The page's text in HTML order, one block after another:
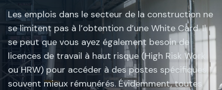
Les emplois dans le secteur de la construction ne
se limitent pas à l’obtention d’une White Card. Il
se peut que vous ayez également besoin de
licences de travail à haut risque (High Risk Work
ou HRW) pour accéder à des postes spécifiques,
souvent mieux rémunérés. Évidemment, toutes